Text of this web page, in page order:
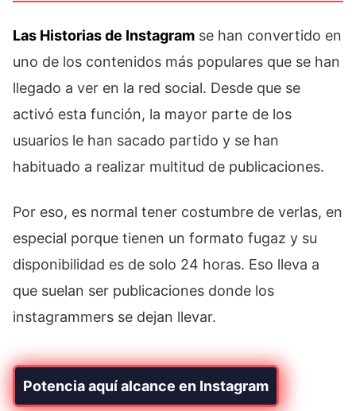
Las Historias de Instagram se han convertido en
uno de los contenidos más populares que se han
llegado a ver en la red social. Desde que se
activó esta función, la mayor parte de los
usuarios le han sacado partido y se han
habituado a realizar multitud de publicaciones.
Por eso, es normal tener costumbre de verlas, en
especial porque tienen un formato fugaz y su
disponibilidad es de solo 24 horas. Eso lleva a
que suelan ser publicaciones donde los
instagrammers se dejan llevar.
Potencia aquí alcance en Instagram